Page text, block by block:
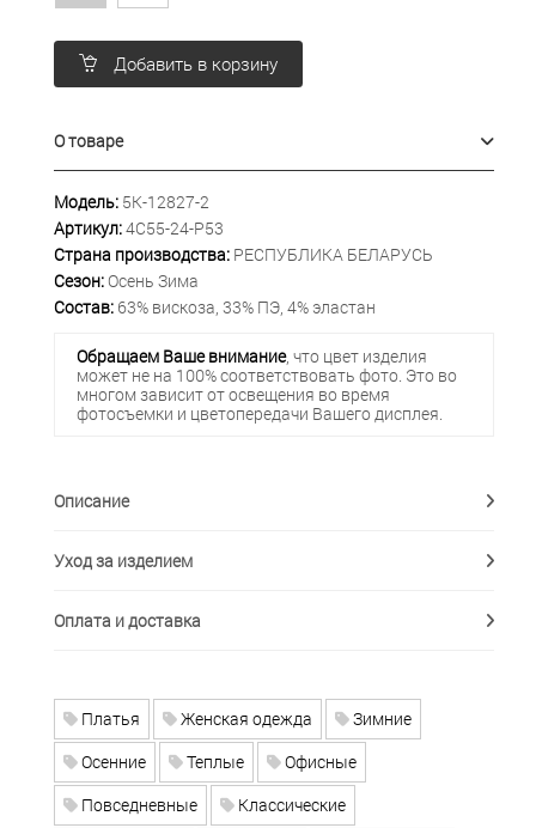
Добавить в корзину
О товаре
Модель: 5К-12827-2
Артикул:4С55-24-Р53
Страна производства: РЕСПУБЛИКА БЕЛАРУСЬ
Сезон:Осень Зима
Состав: 63% вискоза, 33% ПЭ, 4% эластан
Обращаем Ваше внимание, что цвет изделия
может не на 100% соответствовать фото. Это во
многом зависит от освещения во время
фотосъемки и цветопередачи Вашего дисплея.
Описание
Уход за изделием
Оплата и доставка
Платья Женская одежда
Зимние
Осенние
Теплые
Офисные
Повседневные
Классические